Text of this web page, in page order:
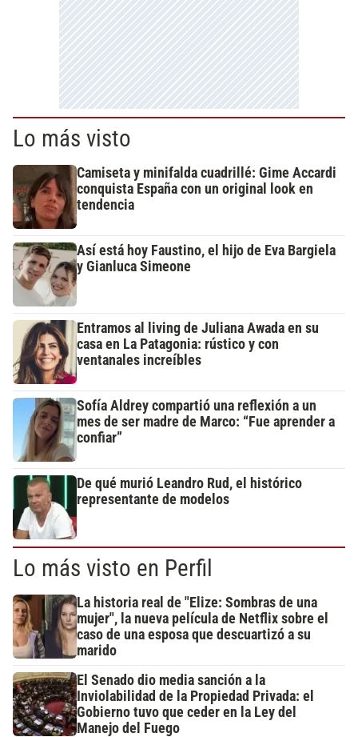
Lo más visto
Camiseta y minifalda cuadrillé: Gime Accardi
conquista España con un original look en
tendencia
Así está hoy Faustino, el hijo de Eva Bargiela
y Gianluca Simeone
Entramos al living de Juliana Awada en su
casa en La Patagonia: rústico y con
ventanales increíbles
Sofía Aldrey compartió una reflexión a un
mes de ser madre de Marco: “Fue aprender a
confiar”
De qué murió Leandro Rud, el histórico
representante de modelos
Lo más visto en Perfil
La historia real de "Elize: Sombras de una
mujer", la nueva película de Netflix sobre el
caso de una esposa que descuartizó a su
marido
El Senado dio media sanción a la
Inviolabilidad de la Propiedad Privada: el
Gobierno tuvo que ceder en la Ley del
Manejo del Fuego